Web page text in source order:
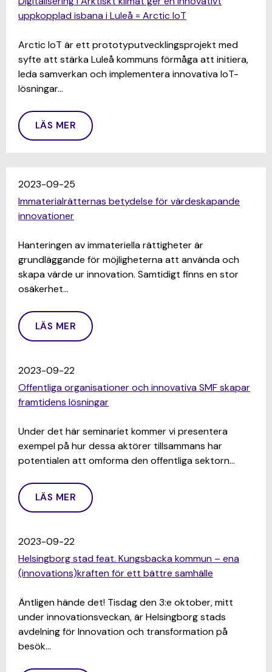
uppkopplad isbana i Luleå = Arctic IoT
Arctic IoT är ett prototyputvecklingsprojekt med
syfte att stärka Luleå kommuns förmåga att initiera,
leda samverkan och implementera innovativa IoT-
lösningar…
LÄS MER
2023-09-25
Immaterialrätternas betydelse för värdeskapande
innovationer
Hanteringen av immateriella rättigheter är
grundläggande för möjligheterna att använda och
skapa värde ur innovation. Samtidigt finns en stor
osäkerhet…
LÄS MER
2023-09-22
Offentliga organisationer och innovativa SMF skapar
framtidens lösningar
Under det här seminariet kommer vi presentera
exempel på hur dessa aktörer tillsammans har
potentialen att omforma den offentliga sektorn…
LÄS MER
2023-09-22
Helsingborg stad feat. Kungsbacka kommun – ena
(innovations)kraften för ett bättre samhälle
Äntligen hände det! Tisdag den 3:e oktober, mitt
under innovationsveckan, är Helsingborg stads
avdelning för Innovation och transformation på
besök…